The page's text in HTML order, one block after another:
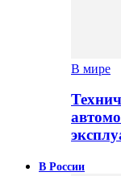
В мире
В России